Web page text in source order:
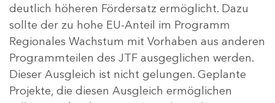
deutlich höheren Fördersatz ermöglicht. Dazu
sollte der zu hohe EU-Anteil im Programm
Regionales Wachstum mit Vorhaben aus anderen
Programmteilen des JTF ausgeglichen werden.
Dieser Ausgleich ist nicht gelungen. Geplante
Projekte, die diesen Ausgleich ermöglichen